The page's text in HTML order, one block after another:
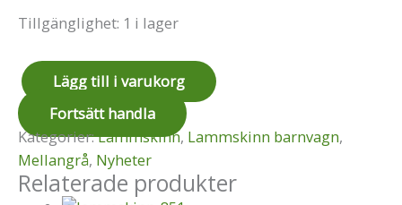
Tillgänglighet: 1 i lager
Lägg till i varukorg
Fortsätt handla
Kategorier:Lammskinn, Lammskinn barnvagn,
Mellangrå, Nyheter
Relaterade produkter